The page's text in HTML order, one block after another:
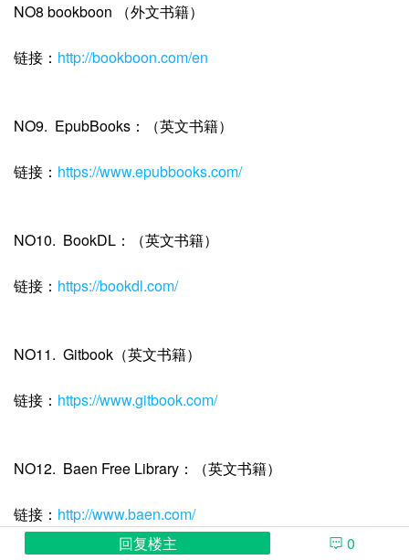
NO8 bookboon （外文书籍）
链接： http://bookboon.com/en
NO9. EpubBooks：（英文书籍）
链接： https://www.epubbooks.com/
NO10. BookDL：（英文书籍）
链接： https://bookdl.com/
NO11. Gitbook（英文书籍）
链接： https://www.gitbook.com/
NO12. Baen Free Library：（英文书籍）
链接： http://www.baen.com/
回复楼主
0